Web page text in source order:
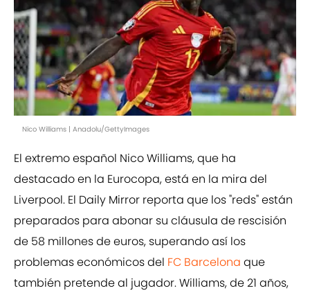
Nico Williams | Anadolu/GettyImages
El extremo español Nico Williams, que ha
destacado en la Eurocopa, está en la mira del
Liverpool. El Daily Mirror reporta que los "reds" están
preparados para abonar su cláusula de rescisión
de 58 millones de euros, superando así los
problemas económicos del FC Barcelona que
también pretende al jugador. Williams, de 21 años,